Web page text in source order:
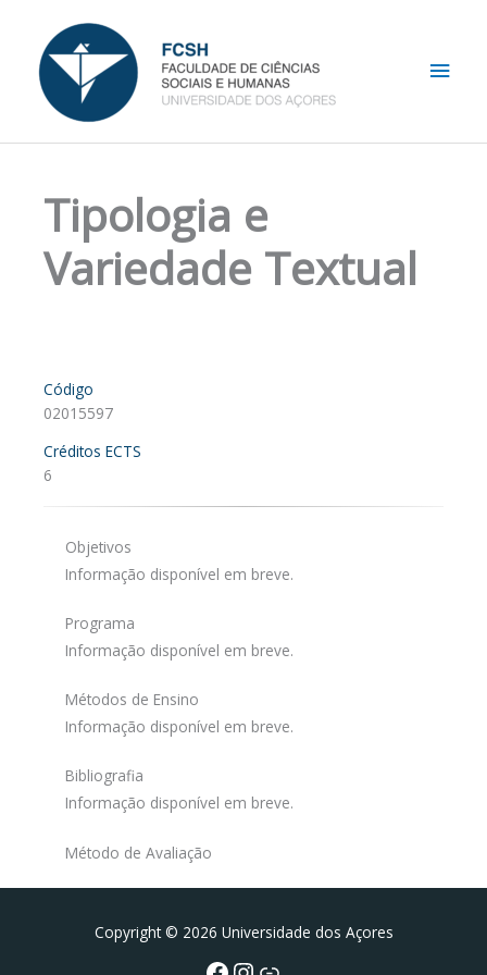
content
Tipologia e
Variedade Textual
Código
02015597
Créditos ECTS
6
Objetivos
Informação disponível em breve.
Programa
Informação disponível em breve.
Métodos de Ensino
Informação disponível em breve.
Bibliografia
Informação disponível em breve.
Método de Avaliação
Copyright © 2026 Universidade dos Açores
Facebook
Instagram da FCTPortal da UAc